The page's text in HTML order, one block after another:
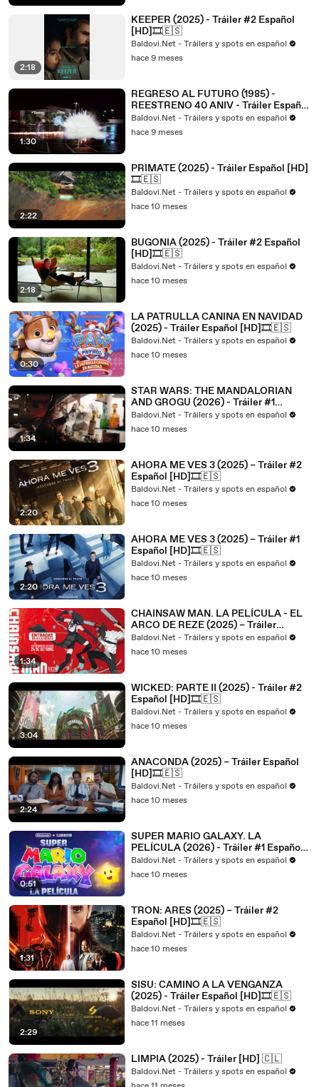
2:18
KEEPER (2025) - Tráiler #2 Español
[HD]🎞️🇪🇸
Baldovi.Net - Tráilers y spots en español
hace 9 meses
1:30
REGRESO AL FUTURO (1985) -
REESTRENO 40 ANIV - Tráiler Español
[HD]🎞️🇪🇸
Baldovi.Net - Tráilers y spots en español
hace 9 meses
2:22
PRIMATE (2025) - Tráiler Español [HD]
🎞️🇪🇸
Baldovi.Net - Tráilers y spots en español
hace 10 meses
2:18
BUGONIA (2025) - Tráiler #2 Español
[HD]🎞️🇪🇸
Baldovi.Net - Tráilers y spots en español
hace 10 meses
0:30
LA PATRULLA CANINA EN NAVIDAD
(2025) - Tráiler Español [HD]🎞️🇪🇸
Baldovi.Net - Tráilers y spots en español
hace 10 meses
1:34
STAR WARS: THE MANDALORIAN
AND GROGU (2026) - Tráiler #1
Español [HD]🎞️🇪🇸
Baldovi.Net - Tráilers y spots en español
hace 10 meses
2:20
AHORA ME VES 3 (2025) – Tráiler #2
Español [HD]🎞️🇪🇸
Baldovi.Net - Tráilers y spots en español
hace 10 meses
2:20
AHORA ME VES 3 (2025) – Tráiler #1
Español [HD]🎞️🇪🇸
Baldovi.Net - Tráilers y spots en español
hace 10 meses
1:34
CHAINSAW MAN. LA PELÍCULA - EL
ARCO DE REZE (2025) – Tráiler
Español [HD]🎞️🇪🇸
Baldovi.Net - Tráilers y spots en español
hace 10 meses
3:04
WICKED: PARTE II (2025) - Tráiler #2
Español [HD]🎞️🇪🇸
Baldovi.Net - Tráilers y spots en español
hace 10 meses
2:24
ANACONDA (2025) – Tráiler Español
[HD]🎞️🇪🇸
Baldovi.Net - Tráilers y spots en español
hace 10 meses
0:51
SUPER MARIO GALAXY. LA
PELÍCULA (2026) - Tráiler #1 Español
[HD]🎞️🇪🇸
Baldovi.Net - Tráilers y spots en español
hace 10 meses
1:31
TRON: ARES (2025) – Tráiler #2
Español [HD]🎞️🇪🇸
Baldovi.Net - Tráilers y spots en español
hace 10 meses
2:29
SISU: CAMINO A LA VENGANZA
(2025) - Tráiler Español [HD]🎞️🇪🇸
Baldovi.Net - Tráilers y spots en español
hace 11 meses
LIMPIA (2025) - Tráiler [HD] 🇨🇱
Baldovi.Net - Tráilers y spots en español